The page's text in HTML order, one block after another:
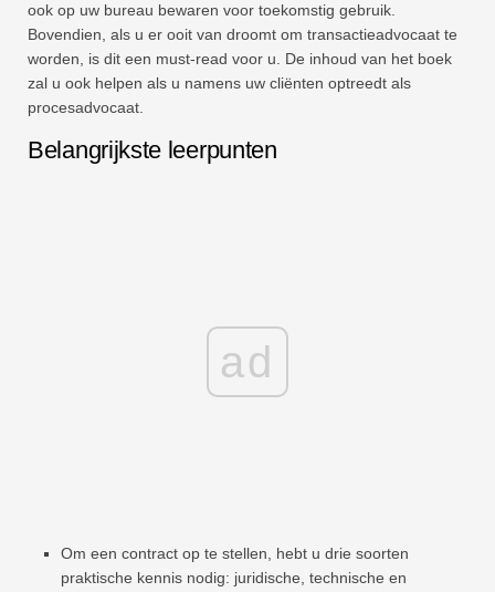
ook op uw bureau bewaren voor toekomstig gebruik.
Bovendien, als u er ooit van droomt om transactieadvocaat te
worden, is dit een must-read voor u. De inhoud van het boek
zal u ook helpen als u namens uw cliënten optreedt als
procesadvocaat.
Belangrijkste leerpunten
ad
Om een ​​contract op te stellen, hebt u drie soorten
praktische kennis nodig: juridische, technische en